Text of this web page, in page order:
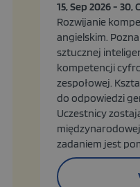
15, Sep 2026 - 30,
Rozwijanie
angielskim.
sztucznej
kompetencji
zespołowej.
do odpowiedzi
Uczestnicy
międzynarodowej
zadaniem jest